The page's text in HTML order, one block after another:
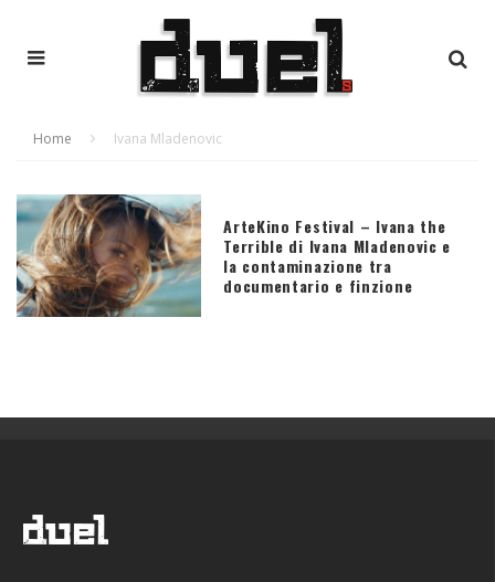
Home Ivana Mladenovic
ArteKino Festival – Ivana the
Terrible di Ivana Mladenovic e
la contaminazione tra
documentario e finzione